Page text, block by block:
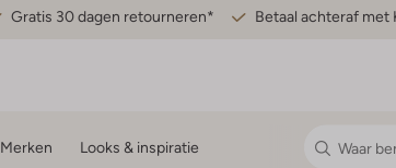
Gratis 30 dagen retourneren* Betaal achteraf met
Merken Looks & inspiratie